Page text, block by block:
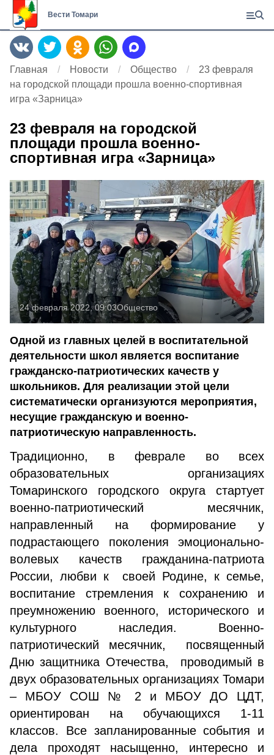
Вести Томари
Главная Новости Общество
23 февраля
на городской площади прошла военно-спортивная
игра «Зарница»
23 февраля на городской
площади прошла военно-
спортивная игра «Зарница»
24 февраля 2022, 09:03Общество
Одной из главных целей в воспитательной
деятельности школ является воспитание
гражданско-патриотических качеств у
школьников. Для реализации этой цели
систематически организуются мероприятия,
несущие гражданскую и военно-
патриотическую направленность.
Традиционно, в феврале во всех
образовательных организациях
Томаринского городского округа стартует
военно-патриотический месячник,
направленный на формирование у
подрастающего поколения эмоционально-
волевых качеств гражданина-патриота
России, любви к своей Родине, к семье,
воспитание стремления к сохранению и
преумножению военного, исторического и
культурного наследия. Военно-
патриотический месячник, посвященный
Дню защитника Отечества, проводимый в
двух образовательных организациях Томари
– МБОУ СОШ № 2 и МБОУ ДО ЦДТ,
ориентирован на обучающихся 1-11
классов. Все запланированные события и
дела проходят насыщенно, интересно и